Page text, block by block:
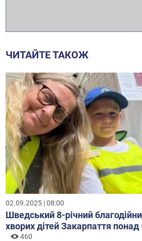
ЧИТАЙТЕ ТАКОЖ
02.09.2025 | 08:00
Шведський 8-річний
хворих дітей Закарпаття
460